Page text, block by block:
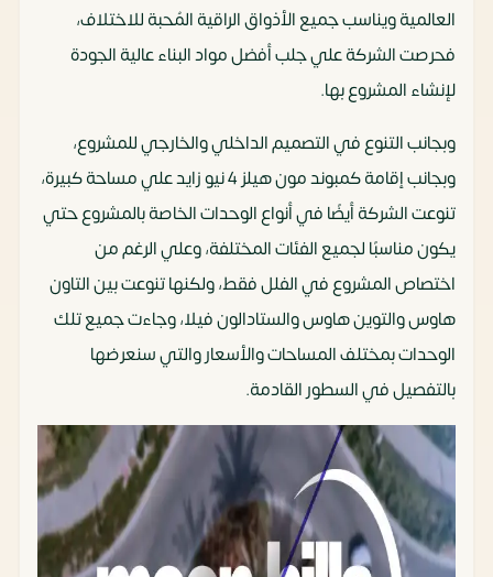
العالمية ويناسب جميع الأذواق الراقية المُحبة للاختلاف،
فحرصت الشركة علي جلب أفضل مواد البناء عالية الجودة
لإنشاء المشروع بها.
وبجانب التنوع في التصميم الداخلي والخارجي للمشروع،
وبجانب إقامة كمبوند مون هيلز 4 نيو زايد علي مساحة كبيرة،
تنوعت الشركة أيضًا في أنواع الوحدات الخاصة بالمشروع حتي
يكون مناسبًا لجميع الفئات المختلفة، وعلي الرغم من
اختصاص المشروع في الفلل فقط، ولكنها تنوعت بين التاون
هاوس والتوين هاوس والستادالون فيلا، وجاءت جميع تلك
الوحدات بمختلف المساحات والأسعار والتي سنعرضها
بالتفصيل في السطور القادمة.